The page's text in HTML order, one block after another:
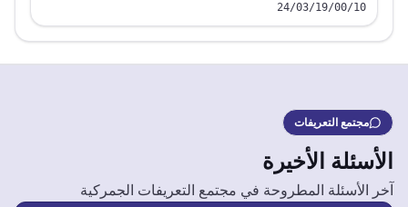
24/03/19/00/10
مجتمع التعريفات
الأسئلة الأخيرة
آخر الأسئلة المطروحة في مجتمع التعريفات الجمركية